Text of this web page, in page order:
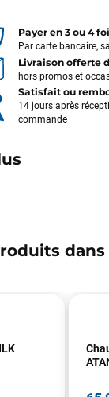
Payer en 3 ou 4
Par carte bancaire,
Livraison offerte
hors promos et
Satisfait ou
14 jours après
commande
dans